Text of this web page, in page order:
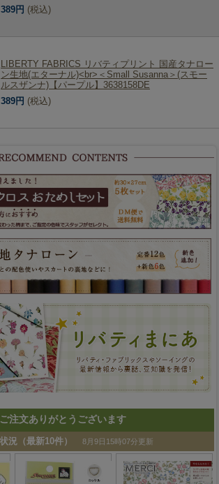
389円 (税込)
LIBERTY FABRICS リバティプリント 国産タナロー
ン生地(エターナル)<br>＜Small Susanna＞(スモー
ルスザンナ)【パープル】3638158DE
389円 (税込)
ご注文ありがとうございます